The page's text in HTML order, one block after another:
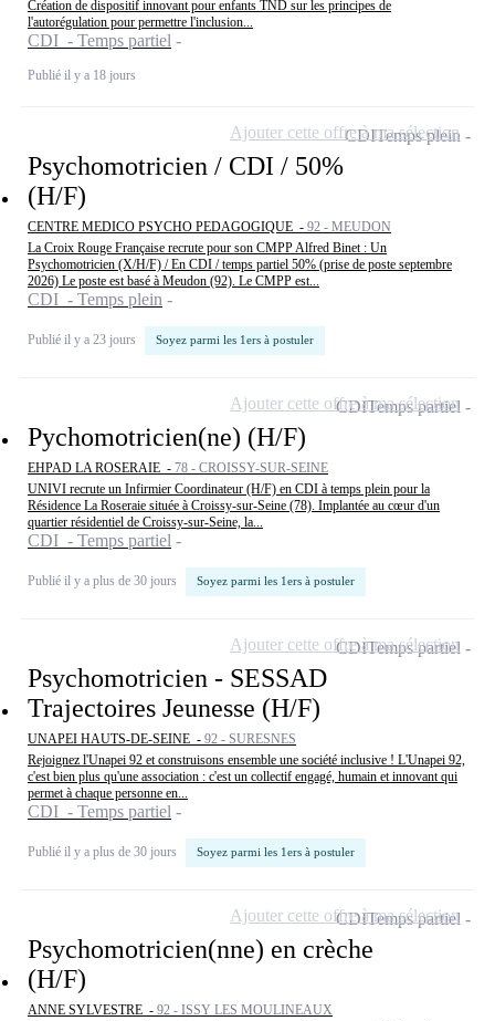
Création de dispositif innovant pour enfants TND sur les principes de
l'autorégulation pour permettre l'inclusion...
CDI - Temps partiel
Publié il y a 18 jours
Psychomotricien / CDI / 50%
(H/F)
CENTRE MEDICO PSYCHO PEDAGOGIQUE - 92 - MEUDON
La Croix Rouge Française recrute pour son CMPP Alfred Binet : Un
Psychomotricien (X/H/F) / En CDI / temps partiel 50% (prise de poste septembre
2026) Le poste est basé à Meudon (92). Le CMPP est...
CDI - Temps plein
Publié il y a 23 jours Soyez parmi les 1ers à postuler
CDITemps plein
Ajouter cette offre à ma sélection
Pychomotricien(ne) (H/F)
EHPAD LA ROSERAIE - 78 - CROISSY-SUR-SEINE
UNIVI recrute un Infirmier Coordinateur (H/F) en CDI à temps plein pour la
Résidence La Roseraie située à Croissy-sur-Seine (78). Implantée au cœur d'un
quartier résidentiel de Croissy-sur-Seine, la...
CDI - Temps partiel
Publié il y a plus de 30 jours Soyez parmi les 1ers à postuler
CDITemps partiel
Ajouter cette offre à ma sélection
Psychomotricien - SESSAD
Trajectoires Jeunesse (H/F)
UNAPEI HAUTS-DE-SEINE - 92 - SURESNES
Rejoignez l'Unapei 92 et construisons ensemble une société inclusive ! L'Unapei 92,
c'est bien plus qu'une association : c'est un collectif engagé, humain et innovant qui
permet à chaque personne en...
CDI - Temps partiel
Publié il y a plus de 30 jours Soyez parmi les 1ers à postuler
CDITemps partiel
Ajouter cette offre à ma sélection
Psychomotricien(nne) en crèche
(H/F)
ANNE SYLVESTRE - 92 - ISSY LES MOULINEAUX
CDITemps partiel
Ajouter cette offre à ma sélection